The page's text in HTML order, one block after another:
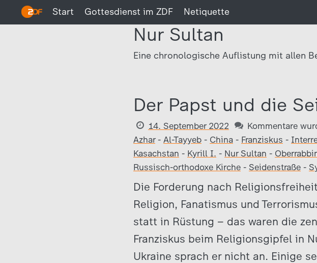
Start Gottesdienst im ZDF Netiquette
Nur Sultan
Eine chronologische Auflistung mit allen
Der Papst und die
14. September 2022 Kommentare
Azhar- Al-Tayyeb - China - Franziskus -
Kasachstan - Kyrill I. - Nur Sultan -
Russisch-orthodoxe Kirche - Seidenstraße -
Die Forderung nach
Religion, Fanatismus und
statt in Rüstung – das waren die
Franziskus beim Religionsgipfel in
Ukraine sprach er nicht an. Einige